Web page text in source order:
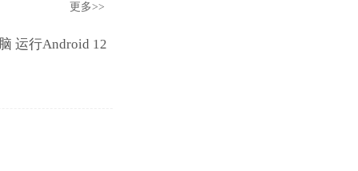
更多>>
运行Android 12